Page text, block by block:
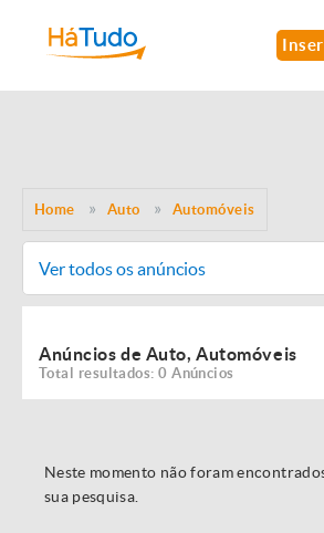
Home Auto Automóveis
Ver todos os anúncios
Anúncios de Auto, Automóveis
Total resultados: 0 Anúncios
Neste momento não foram
sua pesquisa.